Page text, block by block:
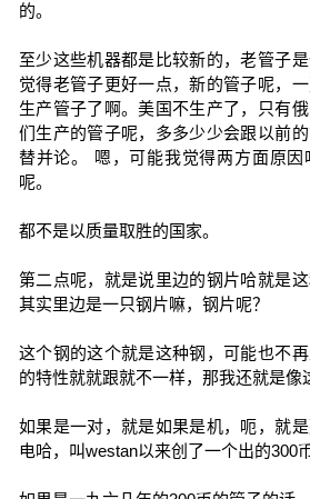
的。
至少这些机器都是比较新的，老管子
觉得老管子更好一点，新的管子呢，
生产管子了啊。美国不生产了，只有
们生产的管子呢，多多少少会跟以前
替并论。 嗯，可能我觉得两方面原因
呢。
都不是以质量取胜的国家。
第二点呢，就是说里边的钢片哈就是
其实里边是一只钢片嘛，钢片呢？
这个钢的这个就是这种钢，可能也不
的特性就就跟就不一样，那我还就是像
如果是一对，就是如果是机，呃，就
电哈，叫westan以来创了一个出的300